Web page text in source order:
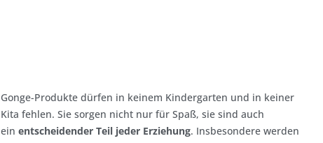
Gonge-Produkte dürfen in keinem Kindergarten und in keiner
Kita fehlen. Sie sorgen nicht nur für Spaß, sie sind auch
ein entscheidender Teil jeder Erziehung. Insbesondere werden